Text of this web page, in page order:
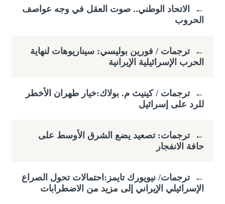
←
الاتحاد الوطني.. صوت العقل في وجه عواصف
الحروب
← ترجمات / فورين بوليسي: سيناريوهات لنهاية
الحرب الإسرائيلية الإيرانية
← ترجمات / كينيث م. بولاك:خيار طهران الأخطر
للرد على إسرائيل
← ترجمات: تصعيد يضع الشرق الأوسط على
حافة الانفجار
← ترجمات/ نيويورك تايمز:احتمالات تحول الصراع
الإسرائيلي الإيراني إلى مزيد من الاضطرابات